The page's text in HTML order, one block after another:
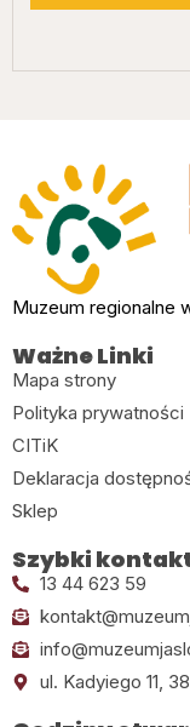
Muzeum regionalne
Ważne Linki
Mapa strony
Polityka prywatności
CITiK
Deklaracja
Sklep
Szybki
13 44 623 59
ul. Kadyiego 11,